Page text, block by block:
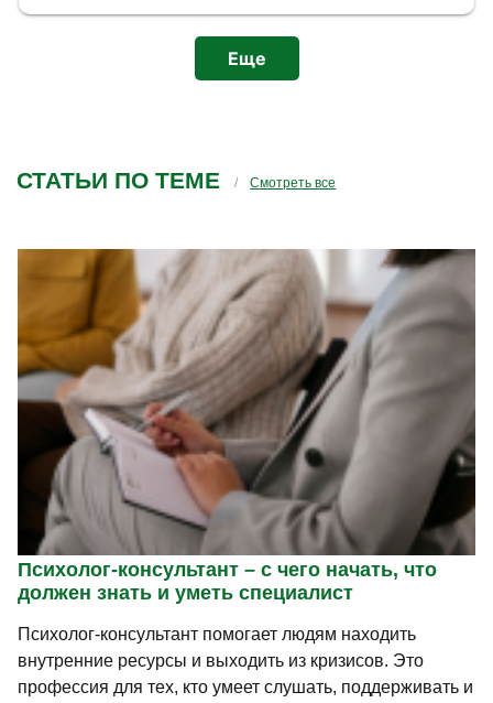
Еще
СТАТЬИ ПО ТЕМЕ Смотреть все
Психолог-консультант – с чего начать, что
должен знать и уметь специалист
Психолог-консультант помогает людям находить
внутренние ресурсы и выходить из кризисов. Это
профессия для тех, кто умеет слушать, поддерживать и